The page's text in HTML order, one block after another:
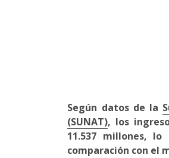
Según datos de la
(SUNAT), los
11.537 millones,
comparación con el